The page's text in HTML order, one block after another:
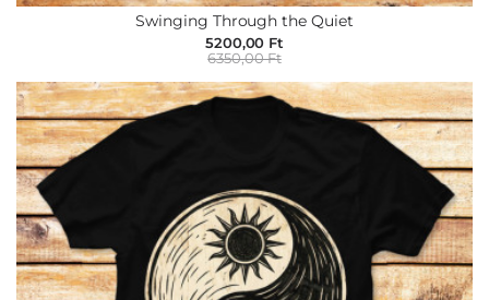
Swinging Through the Quiet
5200,00 Ft
6350,00 Ft